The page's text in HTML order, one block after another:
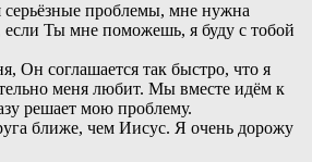
проблемы, мне нужна
Ты мне поможешь, я буду с тобой
Он соглашается так быстро, что я
меня любит. Мы вместе идём к
решает мою проблему.
ближе, чем Иисус. Я очень дорожу